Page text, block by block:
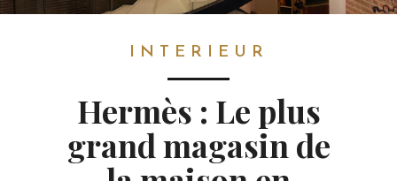
INTERIEUR
Hermès : Le plus
grand magasin de